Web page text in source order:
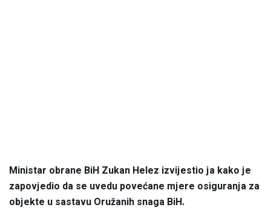
Ministar obrane BiH Zukan Helez izvijestio ja kako je
zapovjedio da se uvedu povećane mjere osiguranja za
objekte u sastavu Oružanih snaga BiH.